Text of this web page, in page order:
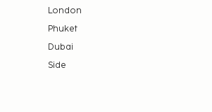
London
Phuket
Dubai
Side